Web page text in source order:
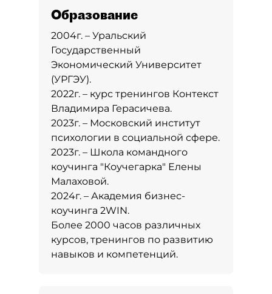
Образование
2004г. – Уральский
Государственный
Экономический Университет
(УРГЭУ).
2022г. – курс тренингов Контекст
Владимира Герасичева.
2023г. – Московский институт
психологии в социальной сфере.
2023г. – Школа командного
коучинга "Коучегарка" Елены
Малаховой.
2024г. – Академия бизнес-
коучинга 2WIN.
Более 2000 часов различных
курсов, тренингов по развитию
навыков и компетенций.